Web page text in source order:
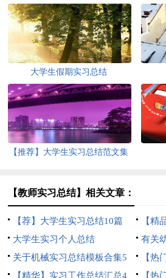
大学生假期实习总结
【推荐】大学生实习总结范文集
【教师实习总结】相关文章：
【荐】大学生实习总结10篇
【精
文集合
大学生实习个人总结
有关
合九篇
关于机械实习总结模板合集5
篇
【热
篇
【精华】实习工作总结汇总4 【热